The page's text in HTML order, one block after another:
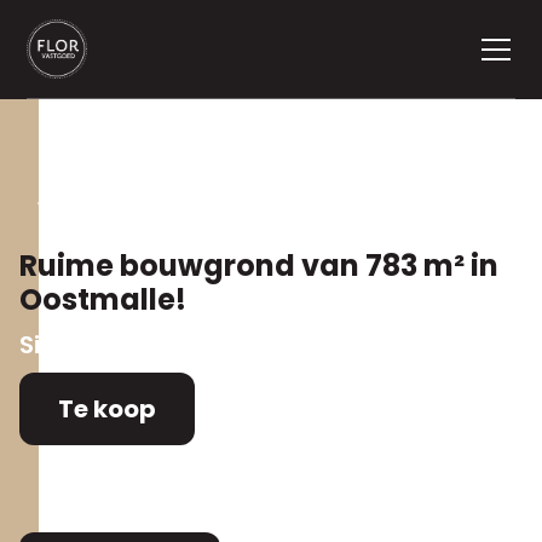
Ruime bouwgrond van 783 m² in
Oostmalle!
Sint Lenaartsebaan 110
Te koop